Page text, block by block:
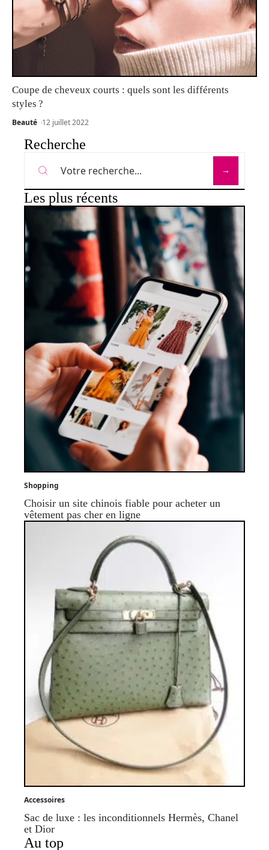
Coupe de cheveux courts : quels sont les différents
styles ?
Beauté 12 juillet 2022
Recherche
Les plus récents
Shopping
Choisir un site chinois fiable pour acheter un
vêtement pas cher en ligne
Accessoires
Sac de luxe : les inconditionnels Hermès, Chanel
et Dior
Au top